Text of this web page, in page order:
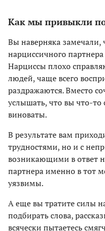
Как мы привыкли
Вы наверняка замечали,
нарциссичного
Нарциссы плохо
людей, чаще всего
раздражаются. Вместо
услышать, что вы что-то
виноваты.
В результате вам
трудностями, но и с
возникающими в ответ
партнера именно в тот
уязвимы.
А еще вы тратите силы
подбирать слова,
всячески пытаетесь